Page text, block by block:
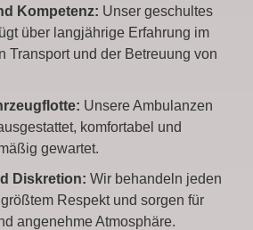
Kompetenz: Unser geschultes
über langjährige Erfahrung im
Transport und der Betreuung von
Unsere Ambulanzen
komfortabel und
gewartet.
Diskretion: Wir behandeln jeden
Respekt und sorgen für
angenehme Atmosphäre.